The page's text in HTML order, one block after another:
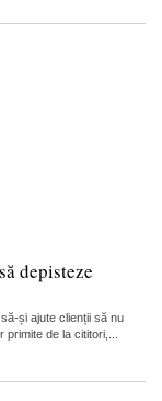
depisteze
și ajute clienții să nu
de la cititori,...